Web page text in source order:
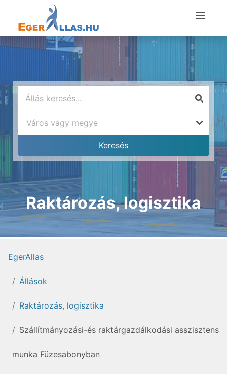
Raktározás, logisztika
EgerAllas
Állások
Raktározás, logisztika
Szállítmányozási-és raktárgazdálkodási asszisztens
munka Füzesabonyban